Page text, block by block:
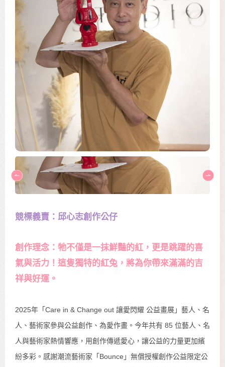
競標義賣：邱心志創作公仔
創作理念：牠不僅是一抹鮮豔的紅，更是跳躍的喜
氣與活力！這隻獨特的紅兔，將為你帶來滿滿的吉
祥與好運。
2025年「Care in & Change out 讓愛閃耀 公益畫展」藝人、名
人、藝術家參與公益創作、為愛作畫。今年共有 85 位藝人、名
人與藝術家熱情響應，用創作傳遞愛心，讓公益的力量更加繽
紛多彩。感謝潮流藝術家「Bounce」無償授權創作公益限定公